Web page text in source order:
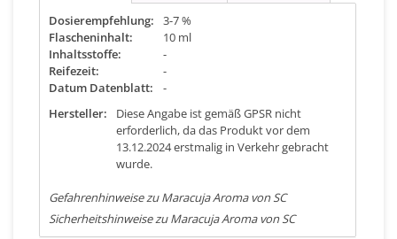
Dosierempfehlung:
3-7 %
Flascheninhalt:
10 ml
Inhaltsstoffe:
-
Reifezeit:
-
Datum Datenblatt:
-
Hersteller:
Diese Angabe ist gemäß GPSR nicht
erforderlich, da das Produkt vor dem
13.12.2024 erstmalig in Verkehr gebracht
wurde.
Gefahrenhinweise zu Maracuja Aroma von SC
Sicherheitshinweise zu Maracuja Aroma von SC